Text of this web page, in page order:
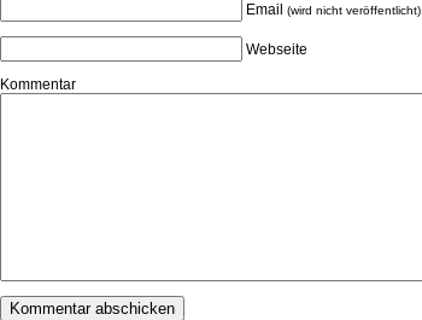
Email (wird nicht veröffentlicht)
Webseite
Kommentar